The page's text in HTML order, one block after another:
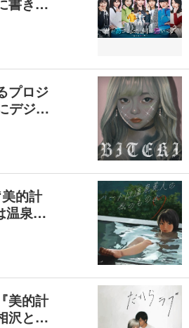
書き…
プロジ
デジ…
的計
温泉…
美的計
沢と…